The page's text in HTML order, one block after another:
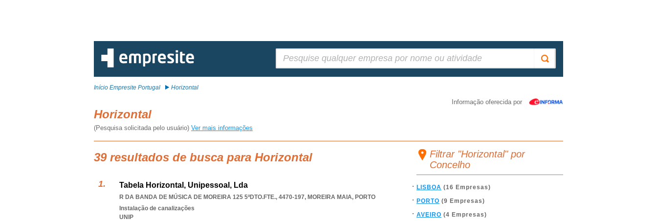
Início Empresite Portugal Horizontal
Informação oferecida por
Horizontal
(Pesquisa solicitada pelo usuário) Ver mais informações
39 resultados de busca para Horizontal
Tabela Horizontal, Unipessoal, Lda
R DA BANDA DE MÚSICA DE MOREIRA 125 5ºDTO.FTE., 4470-197, MOREIRA MAIA, PORTO
Instalação de canalizações
UNIP
Filtrar "Horizontal" por
Concelho
LISBOA (16 Empresas)
PORTO (9 Empresas)
AVEIRO (4 Empresas)